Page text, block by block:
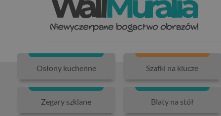
Osłony kuchenne Szafki na klucze
Zegary szklane Blaty na stół